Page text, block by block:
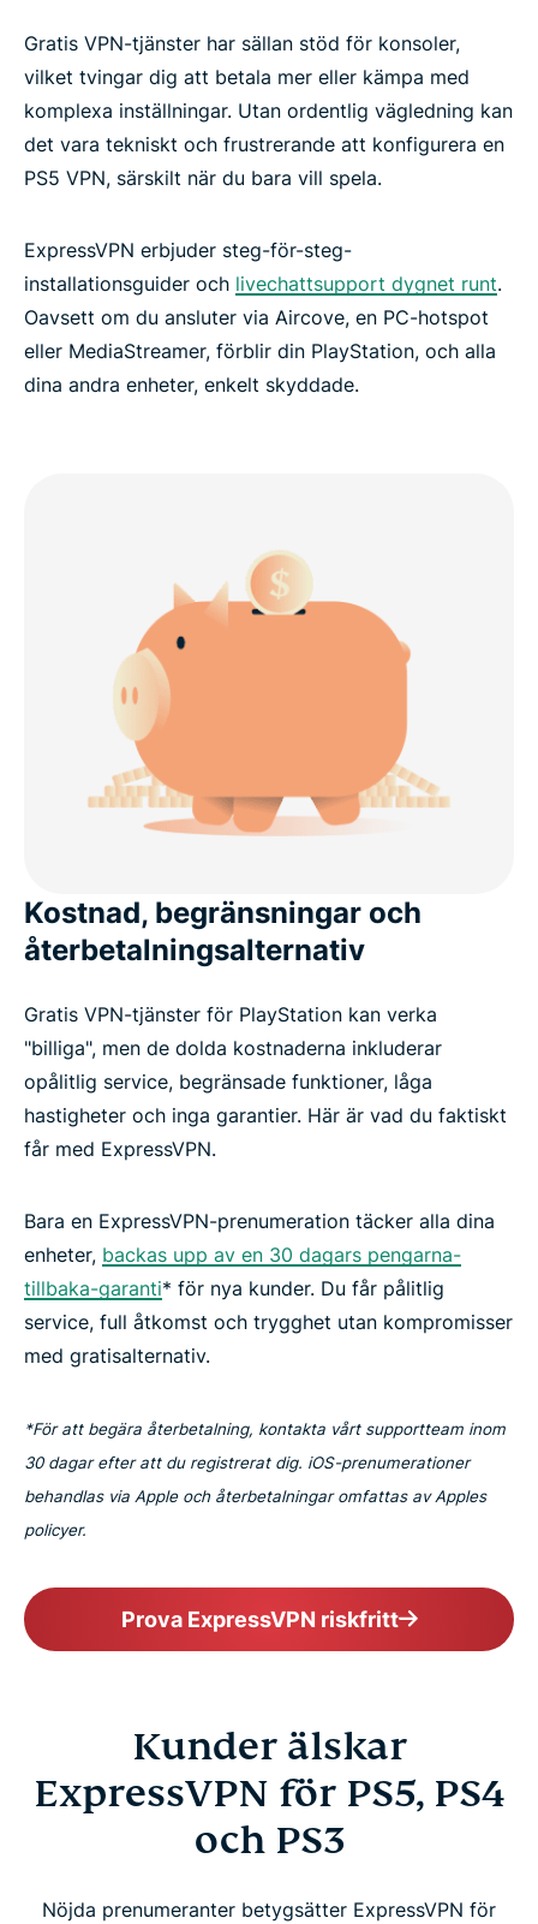
Gratis VPN-tjänster har sällan stöd för konsoler,
vilket tvingar dig att betala mer eller kämpa med
komplexa inställningar. Utan ordentlig vägledning kan
det vara tekniskt och frustrerande att konfigurera en
PS5 VPN, särskilt när du bara vill spela.
ExpressVPN erbjuder steg-för-steg-
installationsguider och livechattsupport dygnet runt.
Oavsett om du ansluter via Aircove, en PC-hotspot
eller MediaStreamer, förblir din PlayStation, och alla
dina andra enheter, enkelt skyddade.
Kostnad, begränsningar och
återbetalningsalternativ
Gratis VPN-tjänster för PlayStation kan verka
"billiga", men de dolda kostnaderna inkluderar
opålitlig service, begränsade funktioner, låga
hastigheter och inga garantier. Här är vad du faktiskt
får med ExpressVPN.
Bara en ExpressVPN-prenumeration täcker alla dina
enheter, backas upp av en 30 dagars pengarna-
tillbaka-garanti* för nya kunder. Du får pålitlig
service, full åtkomst och trygghet utan kompromisser
med gratisalternativ.
*För att begära återbetalning, kontakta vårt supportteam inom
30 dagar efter att du registrerat dig. iOS-prenumerationer
behandlas via Apple och återbetalningar omfattas av Apples
policyer.
Prova ExpressVPN riskfritt
Kunder älskar
ExpressVPN för PS5, PS4
och PS3
Nöjda prenumeranter betygsätter ExpressVPN för